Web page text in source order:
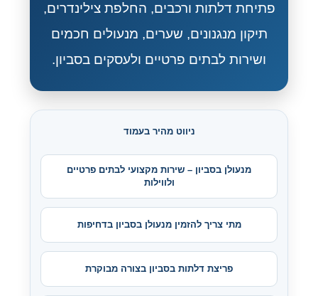
פתיחת דלתות ורכבים, החלפת צילינדרים,
תיקון מנגנונים, שערים, מנעולים חכמים
ושירות לבתים פרטיים ולעסקים בסביון.
ניווט מהיר בעמוד
מנעולן בסביון – שירות מקצועי לבתים פרטיים
ולווילות
מתי צריך להזמין מנעולן בסביון בדחיפות
פריצת דלתות בסביון בצורה מבוקרת